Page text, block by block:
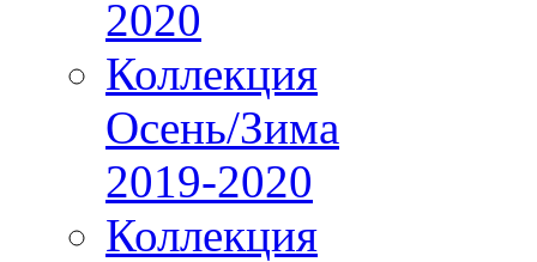
2020
Коллекция
Осень/Зима
2019-2020
Коллекция